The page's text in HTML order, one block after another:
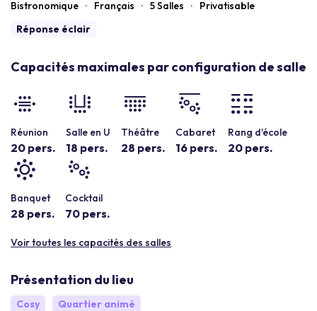
Bistronomique · Français · 5 Salles ·
Privatisable
Réponse éclair
Capacités maximales par configuration de salle
Réunion
20 pers.
Salle en U
18 pers.
Théâtre
28 pers.
Cabaret
16 pers.
Rang d'école
20 pers.
Banquet
28 pers.
Cocktail
70 pers.
Voir toutes les capacités des salles
Présentation du lieu
Cosy
Quartier animé